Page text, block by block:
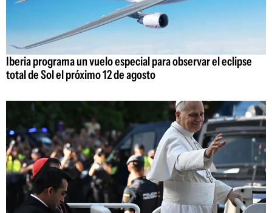
Iberia programa un vuelo especial para observar el eclipse
total de Sol el próximo 12 de agosto